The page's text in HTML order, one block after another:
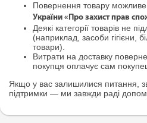
Повернення товару можливе
України «Про захист прав
Деякі категорії товарів не
(наприклад, засоби гігієни,
товари).
Витрати на доставку
покупця оплачує сам
Якщо у вас залишилися питання,
підтримки — ми завжди раді